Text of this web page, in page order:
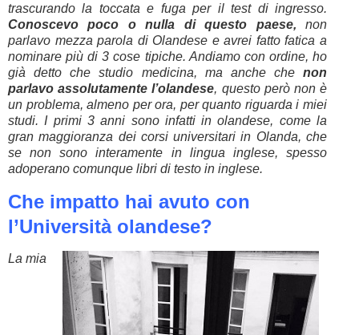
trascurando la toccata e fuga per il test di ingresso.
Conoscevo poco o nulla di questo paese, non
parlavo mezza parola di Olandese e avrei fatto fatica a
nominare più di 3 cose tipiche. Andiamo con ordine, ho
già detto che studio medicina, ma anche che non
parlavo assolutamente l’olandese, questo però non è
un problema, almeno per ora, per quanto riguarda i miei
studi. I primi 3 anni sono infatti in olandese, come la
gran maggioranza dei corsi universitari in Olanda, che
se non sono interamente in lingua inglese, spesso
adoperano comunque libri di testo in inglese.
Che impatto hai avuto con
l’Università olandese?
La mia